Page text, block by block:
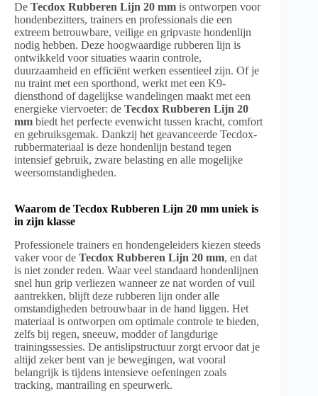
De Tecdox Rubberen Lijn 20 mm is ontworpen voor
hondenbezitters, trainers en professionals die een
extreem betrouwbare, veilige en gripvaste hondenlijn
nodig hebben. Deze hoogwaardige rubberen lijn is
ontwikkeld voor situaties waarin controle,
duurzaamheid en efficiënt werken essentieel zijn. Of je
nu traint met een sporthond, werkt met een K9-
diensthond of dagelijkse wandelingen maakt met een
energieke viervoeter: de Tecdox Rubberen Lijn 20
mm biedt het perfecte evenwicht tussen kracht, comfort
en gebruiksgemak. Dankzij het geavanceerde Tecdox-
rubbermateriaal is deze hondenlijn bestand tegen
intensief gebruik, zware belasting en alle mogelijke
weersomstandigheden.
Waarom de Tecdox Rubberen Lijn 20 mm uniek is
in zijn klasse
Professionele trainers en hondengeleiders kiezen steeds
vaker voor de Tecdox Rubberen Lijn 20 mm, en dat
is niet zonder reden. Waar veel standaard hondenlijnen
snel hun grip verliezen wanneer ze nat worden of vuil
aantrekken, blijft deze rubberen lijn onder alle
omstandigheden betrouwbaar in de hand liggen. Het
materiaal is ontworpen om optimale controle te bieden,
zelfs bij regen, sneeuw, modder of langdurige
trainingssessies. De antislipstructuur zorgt ervoor dat je
altijd zeker bent van je bewegingen, wat vooral
belangrijk is tijdens intensieve oefeningen zoals
tracking, mantrailing en speurwerk.